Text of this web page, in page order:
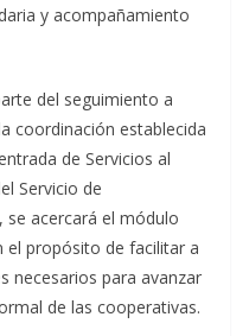
y acompañamiento
del seguimiento a
coordinación establecida
de Servicios al
Servicio de
se acercará el módulo
el propósito de facilitar a
necesarios para avanzar
de las cooperativas.